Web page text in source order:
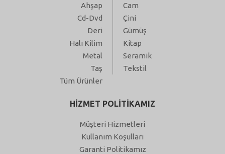
Ahşap
Cam
Cd-Dvd
Çini
Deri
Gümüş
Halı Kilim
Kitap
Metal
Seramik
Taş
Tekstil
Tüm Ürünler
HİZMET POLİTİKAMIZ
Müşteri Hizmetleri
Kullanım Koşulları
Garanti Politikamız